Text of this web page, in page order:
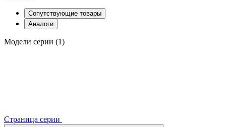
Сопутствующие товары
Аналоги
Модели серии (1)
Страница серии